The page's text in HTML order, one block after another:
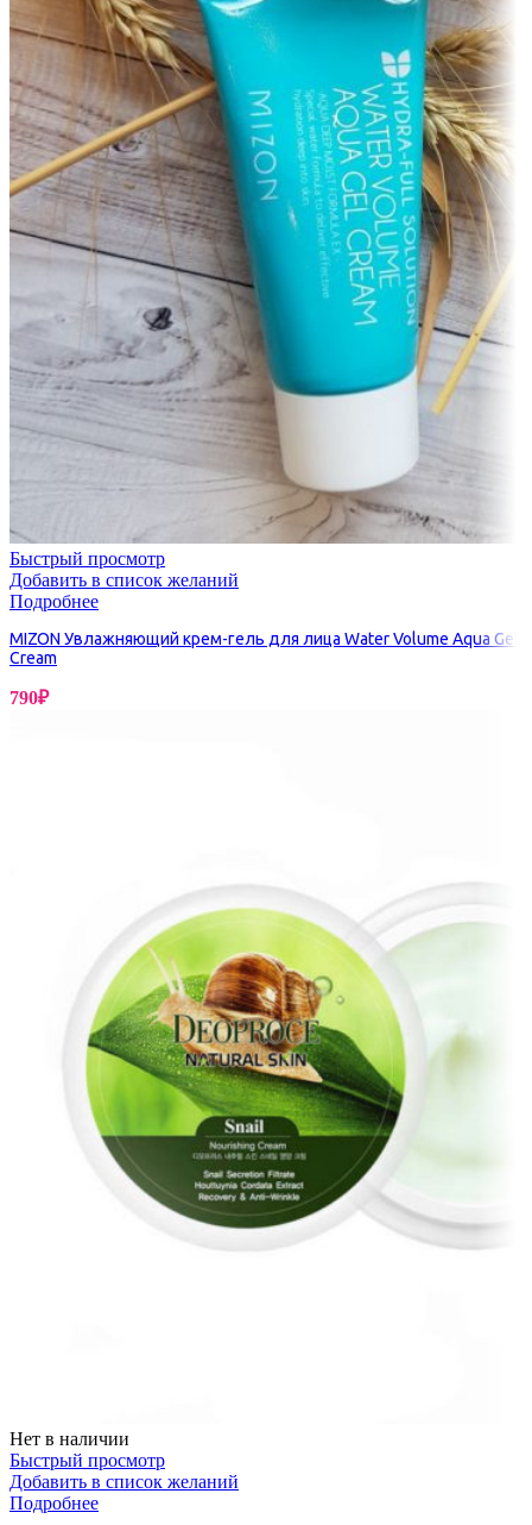
Быстрый просмотр
Добавить в список желаний
Подробнее
MIZON Увлажняющий крем-гель для лица Water Volume Aqua Gel
Cream
790₽
Нет в наличии
Быстрый просмотр
Добавить в список желаний
Подробнее